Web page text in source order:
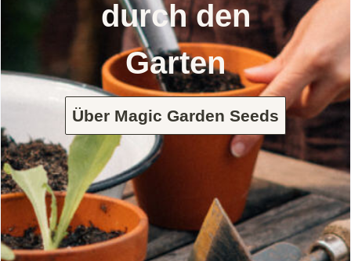
durch den
Garten
Über Magic Garden Seeds